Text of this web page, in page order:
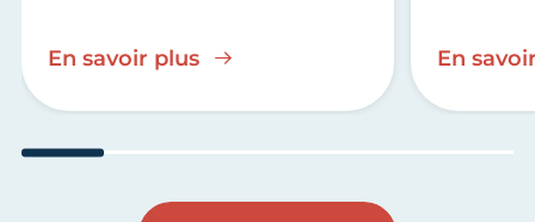
En savoir plus En